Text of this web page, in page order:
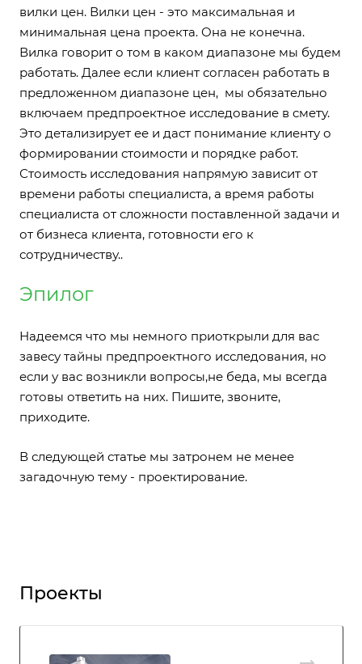
вилки цен. Вилки цен - это максимальная и
минимальная цена проекта. Она не конечна.
Вилка говорит о том в каком диапазоне мы будем
работать. Далее если клиент согласен работать в
предложенном диапазоне цен, мы обязательно
включаем предпроектное исследование в смету.
Это детализирует ее и даст понимание клиенту о
формировании стоимости и порядке работ.
Стоимость исследования напрямую зависит от
времени работы специалиста, а время работы
специалиста от сложности поставленной задачи и
от бизнеса клиента, готовности его к
сотрудничеству..
Эпилог
Надеемся что мы немного приоткрыли для вас
завесу тайны предпроектного исследования, но
если у вас возникли вопросы,не беда, мы всегда
готовы ответить на них. Пишите, звоните,
приходите.
В следующей статье мы затронем не менее
загадочную тему - проектирование.
Проекты